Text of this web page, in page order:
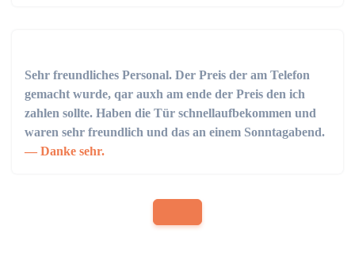
Sehr freundliches Personal. Der Preis der am Telefon
gemacht wurde, qar auxh am ende der Preis den ich
zahlen sollte. Haben die Tür schnellaufbekommen und
waren sehr freundlich und das an einem Sonntagabend.
Danke sehr.